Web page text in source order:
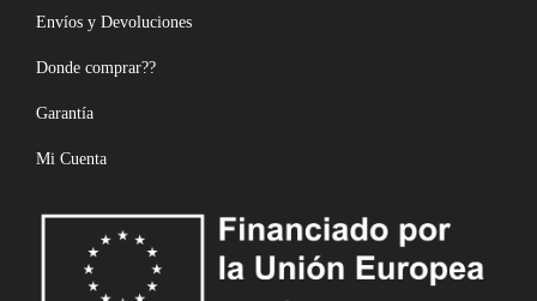
Envíos y Devoluciones
Donde comprar??
Garantía
Mi Cuenta